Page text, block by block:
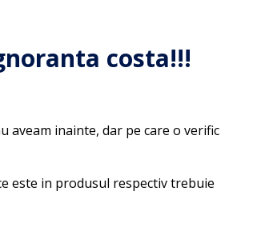
costa!!!
aveam inainte, dar pe care o verific
este in produsul respectiv trebuie